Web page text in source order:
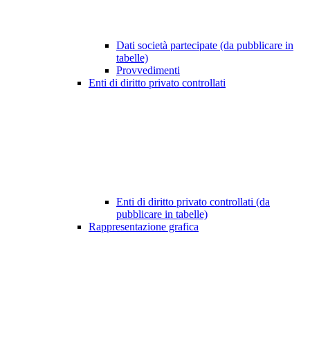
Dati società partecipate (da pubblicare in
tabelle)
Provvedimenti
Enti di diritto privato controllati
Enti di diritto privato controllati (da
pubblicare in tabelle)
Rappresentazione grafica